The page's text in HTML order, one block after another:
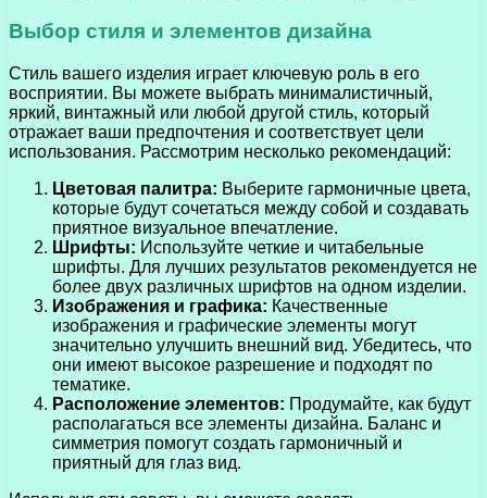
Выбор стиля и элементов дизайна
Стиль вашего изделия играет ключевую роль в его
восприятии. Вы можете выбрать минималистичный,
яркий, винтажный или любой другой стиль, который
отражает ваши предпочтения и соответствует цели
использования. Рассмотрим несколько рекомендаций:
Цветовая палитра: Выберите гармоничные цвета,
которые будут сочетаться между собой и создавать
приятное визуальное впечатление.
Шрифты: Используйте четкие и читабельные
шрифты. Для лучших результатов рекомендуется не
более двух различных шрифтов на одном изделии.
Изображения и графика: Качественные
изображения и графические элементы могут
значительно улучшить внешний вид. Убедитесь, что
они имеют высокое разрешение и подходят по
тематике.
Расположение элементов: Продумайте, как будут
располагаться все элементы дизайна. Баланс и
симметрия помогут создать гармоничный и
приятный для глаз вид.